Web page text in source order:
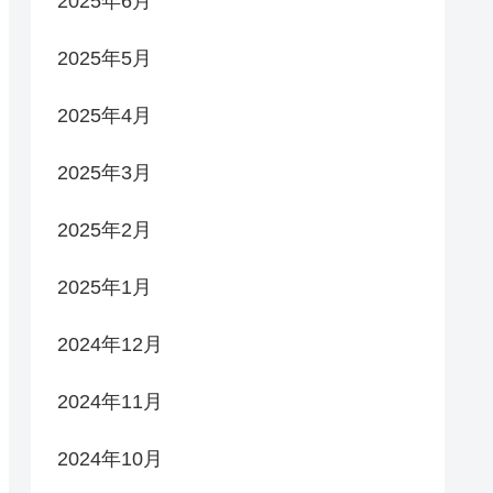
2025年5月
2025年4月
2025年3月
2025年2月
2025年1月
2024年12月
2024年11月
2024年10月